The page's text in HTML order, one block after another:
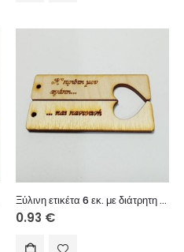
Ξύλινη ετικέτα 6 εκ. με διάτρητη καρδιά για διπλό μπρελόκ 028
0.93 €